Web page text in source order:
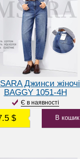
Джинси жіночі
BAGGY 1051-4H
Є в наявності
$ В кошик